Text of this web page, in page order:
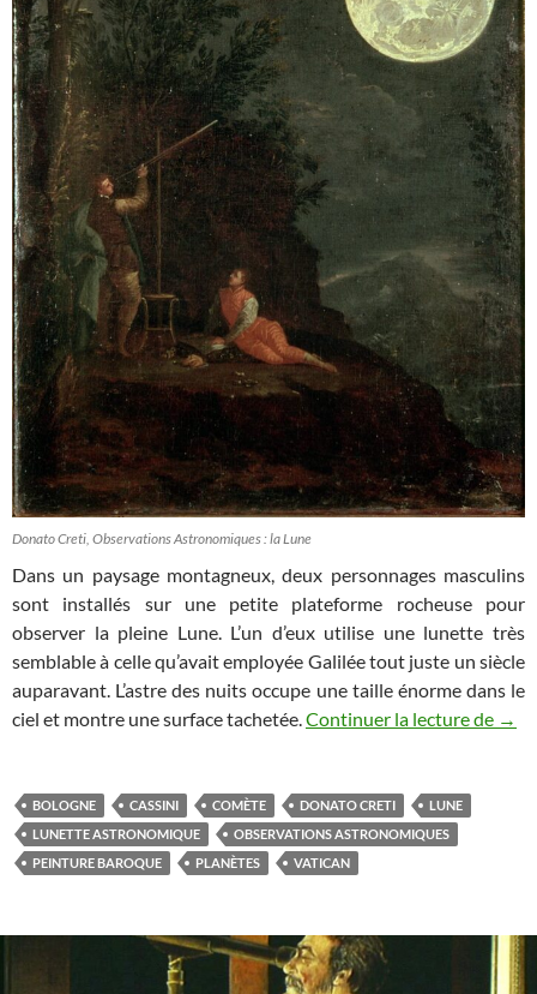
Donato Creti, Observations Astronomiques : la Lune
Dans un paysage montagneux, deux personnages masculins
sont installés sur une petite plateforme rocheuse pour
observer la pleine Lune. L’un d’eux utilise une lunette très
semblable à celle qu’avait employée Galilée tout juste un siècle
auparavant. L’astre des nuits occupe une taille énorme dans le
ciel et montre une surface tachetée.Continuer la lecture de →
BOLOGNE CASSINI COMÈTE DONATO CRETI
LUNE
LUNETTE ASTRONOMIQUE
OBSERVATIONS ASTRONOMIQUES
PEINTURE BAROQUE
PLANÈTES VATICAN